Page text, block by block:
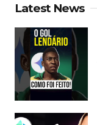
Latest News